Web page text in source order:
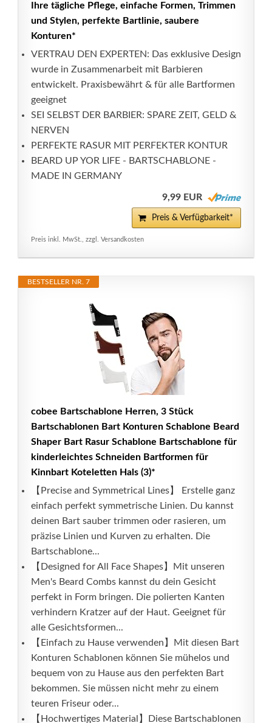
Ihre tägliche Pflege, einfache Formen, Trimmen
und Stylen, perfekte Bartlinie, saubere
Konturen*
VERTRAU DEN EXPERTEN: Das exklusive Design
wurde in Zusammenarbeit mit Barbieren
entwickelt. Praxisbewährt & für alle Bartformen
geeignet
SEI SELBST DER BARBIER: SPARE ZEIT, GELD &
NERVEN
PERFEKTE RASUR MIT PERFEKTER KONTUR
BEARD UP YOR LIFE - BARTSCHABLONE -
MADE IN GERMANY
9,99 EUR
Preis & Verfügbarkeit*
Preis inkl. MwSt., zzgl. Versandkosten
BESTSELLER NR. 7
cobee Bartschablone Herren, 3 Stück
Bartschablonen Bart Konturen Schablone Beard
Shaper Bart Rasur Schablone Bartschablone für
kinderleichtes Schneiden Bartformen für
Kinnbart Koteletten Hals (3)*
【Precise and Symmetrical Lines】 Erstelle ganz
einfach perfekt symmetrische Linien. Du kannst
deinen Bart sauber trimmen oder rasieren, um
präzise Linien und Kurven zu erhalten. Die
Bartschablone...
【Designed for All Face Shapes】Mit unseren
Men's Beard Combs kannst du dein Gesicht
perfekt in Form bringen. Die polierten Kanten
verhindern Kratzer auf der Haut. Geeignet für
alle Gesichtsformen...
【Einfach zu Hause verwenden】Mit diesen Bart
Konturen Schablonen können Sie mühelos und
bequem von zu Hause aus den perfekten Bart
bekommen. Sie müssen nicht mehr zu einem
teuren Friseur oder...
【Hochwertiges Material】Diese Bartschablonen